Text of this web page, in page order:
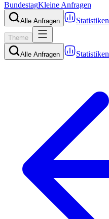
BundestagKleine Anfragen
Alle Anfragen Statistiken
Theme
Alle Anfragen Statistiken